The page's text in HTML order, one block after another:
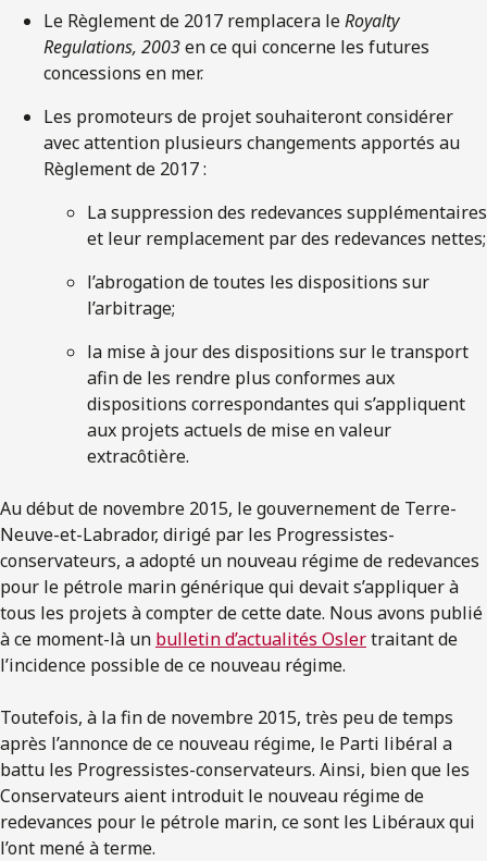
Le Règlement de 2017 remplacera leRoyalty
Regulations, 2003en ce qui concerne les futures
concessions en mer.
Les promoteurs de projet souhaiteront considérer
avec attention plusieurs changements apportés au
Règlement de 2017 :
La suppression des redevances supplémentaires
et leur remplacement par des redevances nettes;
l’abrogation de toutes les dispositions sur
l’arbitrage;
la mise à jour des dispositions sur le transport
afin de les rendre plus conformes aux
dispositions correspondantes qui s’appliquent
aux projets actuels de mise en valeur
extracôtière.
Au début de novembre 2015, le gouvernement de Terre-
Neuve-et-Labrador, dirigé par les Progressistes-
conservateurs, a adopté un nouveau régime de redevances
pour le pétrole marin générique qui devait s’appliquer à
tous les projets à compter de cette date. Nous avons publié
à ce moment-là un bulletin d’actualités Oslertraitant de
l’incidence possible de ce nouveau régime.
Toutefois, à la fin de novembre 2015, très peu de temps
après l’annonce de ce nouveau régime, le Parti libéral a
battu les Progressistes-conservateurs. Ainsi, bien que les
Conservateurs aient introduit le nouveau régime de
redevances pour le pétrole marin, ce sont les Libéraux qui
l’ont mené à terme.